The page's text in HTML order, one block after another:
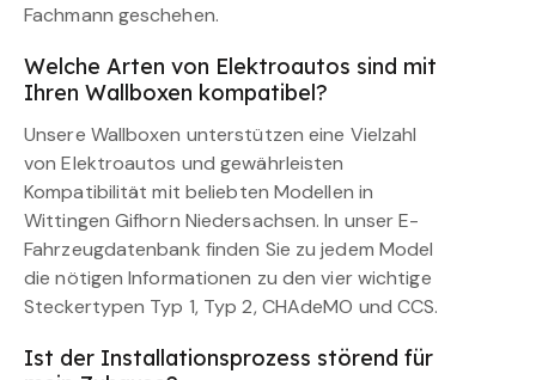
Fachmann geschehen.
Welche Arten von Elektroautos sind mit
Ihren Wallboxen kompatibel?
Unsere Wallboxen unterstützen eine Vielzahl
von Elektroautos und gewährleisten
Kompatibilität mit beliebten Modellen in
Wittingen Gifhorn Niedersachsen. In unser E-
Fahrzeugdatenbank finden Sie zu jedem Model
die nötigen Informationen zu den vier wichtige
Steckertypen Typ 1, Typ 2, CHAdeMO und CCS.
Ist der Installationsprozess störend für